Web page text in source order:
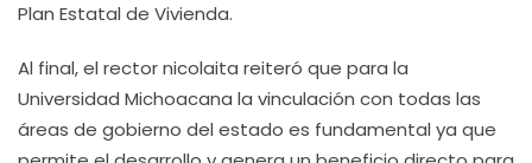
Plan Estatal de Vivienda.
Al final, el rector nicolaita reiteró que para la
Universidad Michoacana la vinculación con todas las
áreas de gobierno del estado es fundamental ya que